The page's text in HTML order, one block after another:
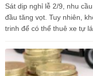
Sát dịp nghỉ lễ 2/9, nhu
đầu tăng vọt. Tuy nhiên,
trinh để có thể thuê xe tự